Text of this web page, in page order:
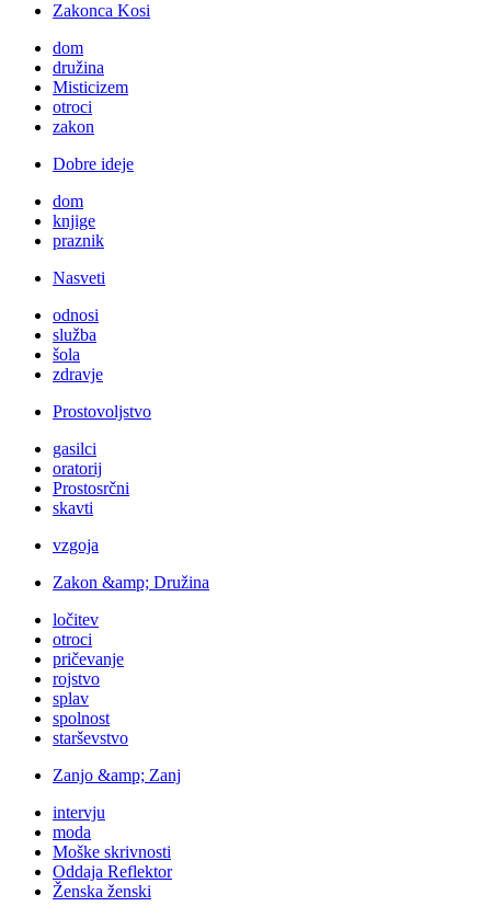
Zakonca Kosi
dom
družina
Misticizem
otroci
zakon
Dobre ideje
dom
knjige
praznik
Nasveti
odnosi
služba
šola
zdravje
Prostovoljstvo
gasilci
oratorij
Prostosrčni
skavti
vzgoja
Zakon &amp; Družina
ločitev
otroci
pričevanje
rojstvo
splav
spolnost
starševstvo
Zanjo &amp; Zanj
intervju
moda
Moške skrivnosti
Oddaja Reflektor
Ženska ženski